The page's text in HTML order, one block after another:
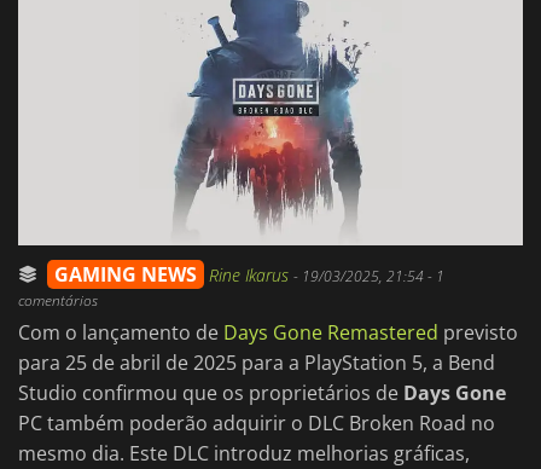
GAMING NEWS Rine Ikarus - 19/03/2025, 21:54- 1
comentários
Com o lançamento de Days Gone Remastered previsto
para 25 de abril de 2025 para a PlayStation 5, a Bend
Studio confirmou que os proprietários de Days Gone
PC também poderão adquirir o DLC Broken Road no
mesmo dia. Este DLC introduz melhorias gráficas,